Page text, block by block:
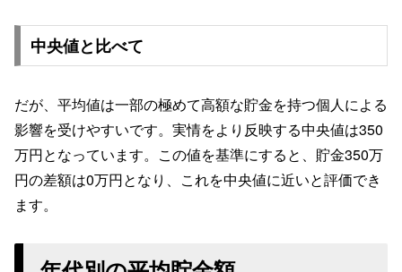
中央値と比べて
だが、平均値は一部の極めて高額な貯金を持つ個人による
影響を受けやすいです。実情をより反映する中央値は350
万円となっています。この値を基準にすると、貯金350万
円の差額は0万円となり、これを中央値に近いと評価でき
ます。